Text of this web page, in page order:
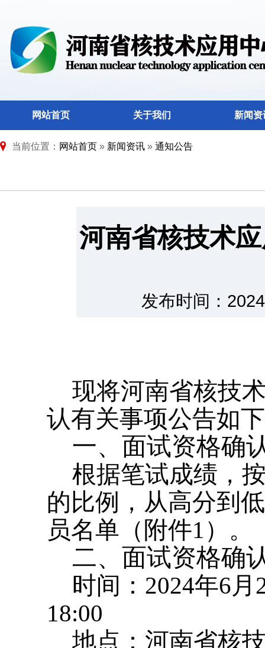
网站首页 关于我们 新闻资
当前位置： 网站首页 » 新闻资讯 » 通知公告
河南省核技术
发布时间：
现将河南省核技
认有关事项公告如
一、面试资格确
根据笔试成绩，
的比例，从高分到
员名单（附件1）。
二、面试资格确
时间：2024年6月
18:00
地点：河南省核